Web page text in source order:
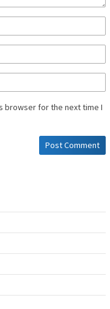
browser for the next time I